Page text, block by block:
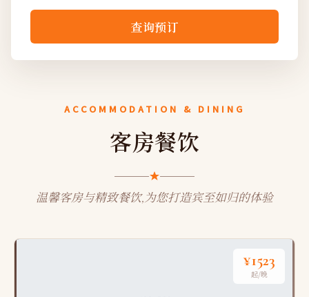
查询预订
ACCOMMODATION & DINING
客房餐饮
温馨客房与精致餐饮,为您打造宾至如归的体验
¥1523
起/晚